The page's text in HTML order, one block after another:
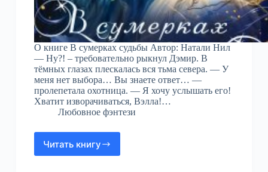
О книге В сумерках судьбы Автор: Натали Нил
— Ну?! – требовательно рыкнул Дэмир. В
тёмных глазах плескалась вся тьма севера. — У
меня нет выбора… Вы знаете ответ… —
пролепетала охотница. — Я хочу услышать его!
Хватит изворачиваться, Вэлла!…
Любовное фэнтези
Читать книгу
В